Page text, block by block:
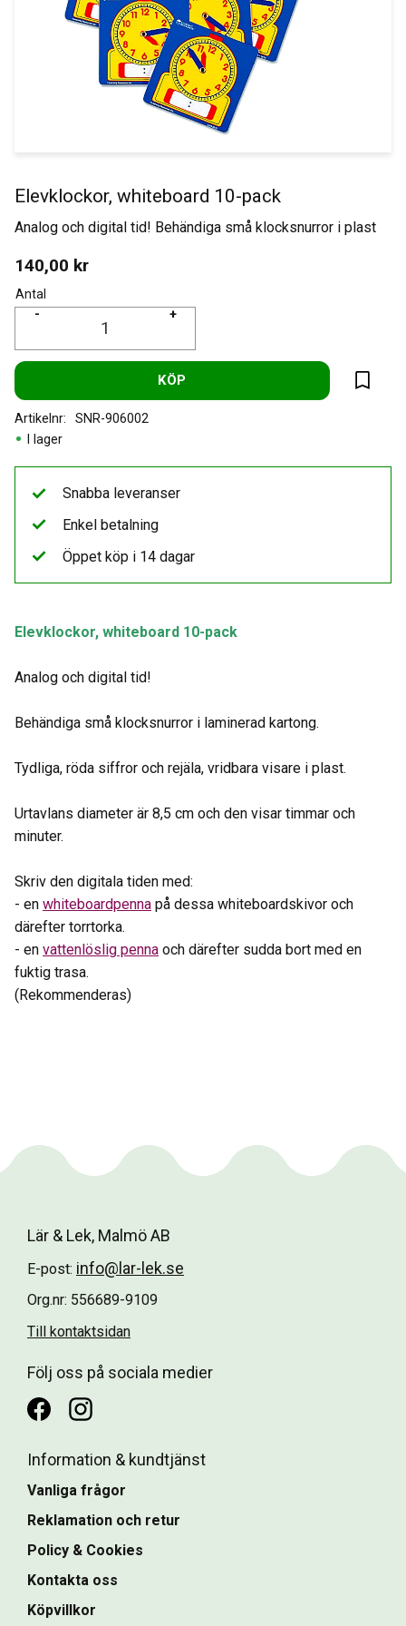
Elevklockor, whiteboard 10-pack
Analog och digital tid! Behändiga små klocksnurror i plast
140,00 kr
Antal
+
-
KÖP
Lägg
I lager
Artikelnr SNR-906002
Elevklockor, whiteboard 10-pack
Analog och digital tid!
Behändiga små klocksnurror i laminerad kartong.
Tydliga, röda siffror och rejäla, vridbara visare i plast.
Urtavlans diameter är 8,5 cm och den visar timmar och
minuter.
Skriv den digitala tiden med:
- en whiteboardpenna på dessa whiteboardskivor och
därefter torrtorka.
- en vattenlöslig penna och därefter sudda bort med en
fuktig trasa.
(Rekommenderas)
Snabba leveranser
Enkel betalning
Öppet köp i 14 dagar
Lär & Lek, Malmö AB
E-post: info@lar-lek.se
Org.nr: 556689-9109
Till kontaktsidan
Följ oss på sociala medier
Information & kundtjänst
Vanliga frågor
Reklamation och retur
Policy & Cookies
Kontakta oss
Köpvillkor